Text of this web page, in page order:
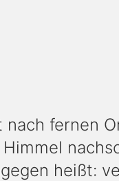
fernen
heißt: